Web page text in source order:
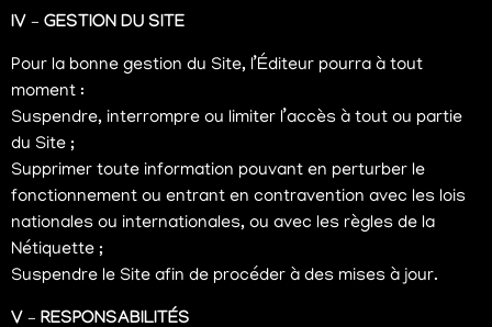
IV – GESTION DU SITE
Pour la bonne gestion du Site, l’Éditeur pourra à tout
moment :
Suspendre, interrompre ou limiter l’accès à tout ou partie
du Site ;
Supprimer toute information pouvant en perturber le
fonctionnement ou entrant en contravention avec les lois
nationales ou internationales, ou avec les règles de la
Nétiquette ;
Suspendre le Site afin de procéder à des mises à jour.
V – RESPONSABILITÉS